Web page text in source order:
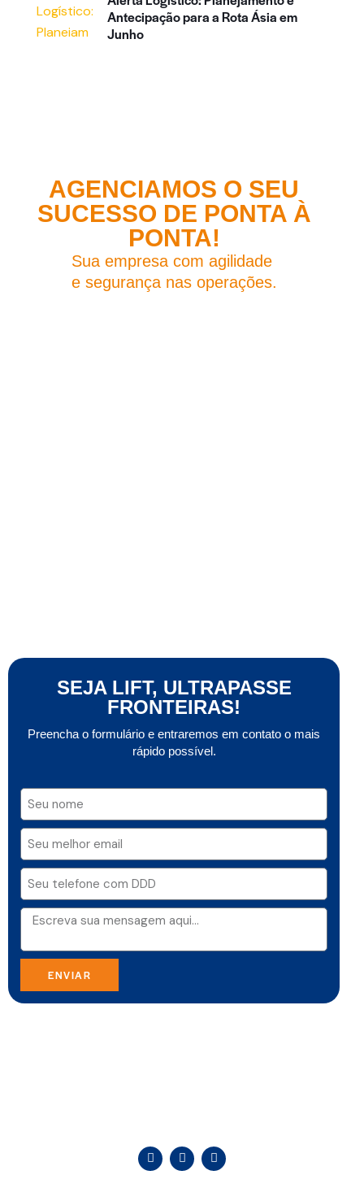
Antecipação para a Rota Ásia em
Junho
AGENCIAMOS O SEU
SUCESSO DE PONTA À
PONTA!
Sua empresa com agilidade
e segurança nas operações.
SEJA LIFT, ULTRAPASSE
FRONTEIRAS!
Preencha o formulário e entraremos em contato o mais
rápido possível.
ENVIAR